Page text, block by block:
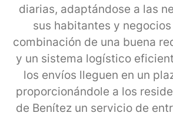
diarias, adaptándose a las
sus habitantes y
combinación de una buena
y un sistema logístico
los envíos lleguen en un
proporcionándole a los
de Benítez un servicio de